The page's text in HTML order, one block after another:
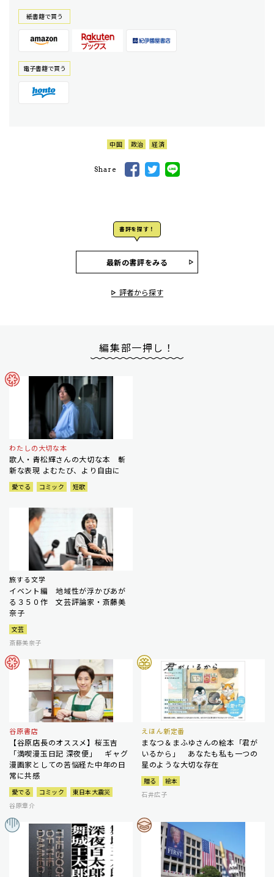
紙書籍で買う
電⼦書籍で買う
中国 政治 経済
Share
書評を探す！
最新の書評をみる
評者から探す
編集部一押し！
わたしの大切な本
歌人・青松輝さんの大切な本 斬
新な表現 よむたび、より自由に
愛でる コミック 短歌
旅する文学
イベント編 地域性が浮かびあが
る３５０作 文芸評論家・斎藤美
奈子
文芸
斎藤美奈子
谷原書店
【谷原店長のオススメ】桜玉吉
「満喫漫玉日記 深夜便」 ギャグ
漫画家としての苦悩経た中年の日
常に共感
愛でる コミック
東日本大震災
谷原章介
えほん新定番
まなつ＆まふゆさんの絵本「君が
いるから」 あなたも私も一つの
星のような大切な存在
贈る
絵本
石井広子